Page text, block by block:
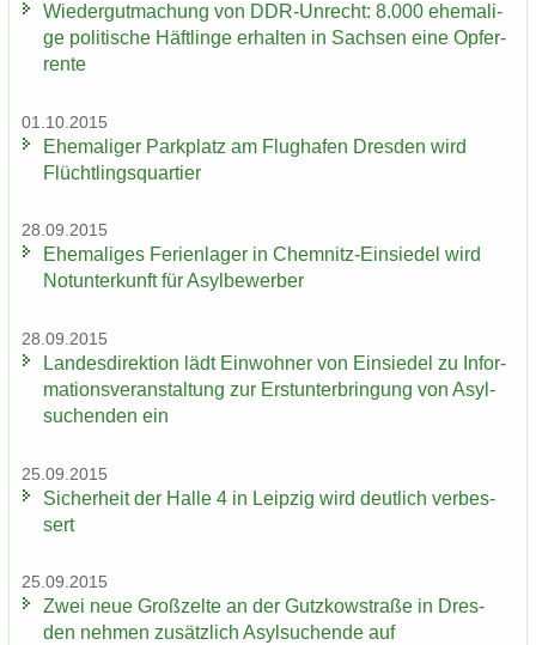
Wie­der­gut­ma­chung von DDR-​Unrecht: 8.000 ehe­ma­li­
ge po­li­ti­sche Häft­lin­ge er­hal­ten in Sach­sen eine Op­fer­
ren­te
01.10.2015
Ehe­ma­li­ger Park­platz am Flug­ha­fen Dres­den wird
Flücht­lings­quar­tier
28.09.2015
Ehe­ma­li­ges Fe­ri­en­la­ger in Chemnitz-​Einsiedel wird
Not­un­ter­kunft für Asyl­be­wer­ber
28.09.2015
Lan­des­di­rek­ti­on lädt Ein­woh­ner von Ein­sie­del zu In­for­
ma­ti­ons­ver­an­stal­tung zur Erst­un­ter­brin­gung von Asyl­
su­chen­den ein
25.09.2015
Si­cher­heit der Halle 4 in Leip­zig wird deut­lich ver­bes­
sert
25.09.2015
Zwei neue Groß­zel­te an der Gutz­kow­stra­ße in Dres­
den neh­men zu­sätz­lich Asyl­su­chen­de auf